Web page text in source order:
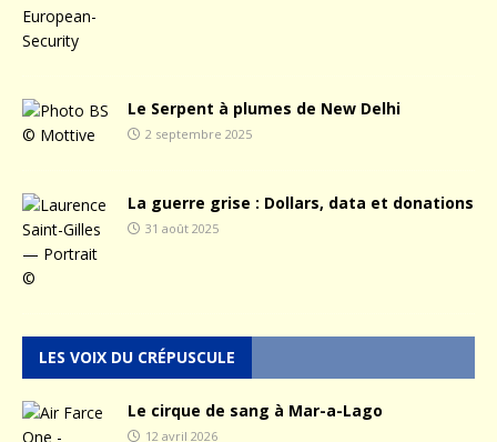
Le Serpent à plumes de New Delhi
2 septembre 2025
La guerre grise : Dollars, data et donations
31 août 2025
LES VOIX DU CRÉPUSCULE
Le cirque de sang à Mar-a-Lago
12 avril 2026